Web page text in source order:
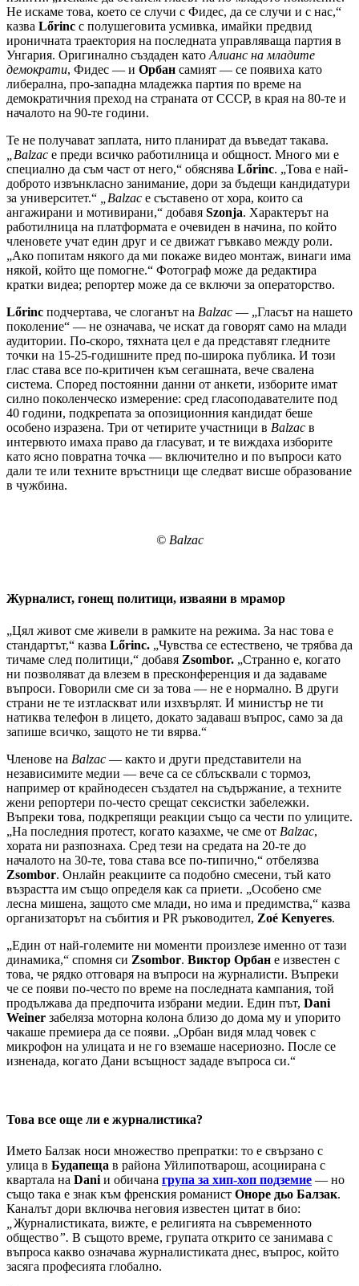
Не искаме това, което се случи с Фидес, да се случи и с нас,“
казва Lőrinc с полушеговита усмивка, имайки предвид
ироничната траектория на последната управляваща партия в
Унгария. Оригинално създаден като Алианс на младите
демократи, Фидес — и Орбан самият — се появиха като
либерална, про-западна младежка партия по време на
демократичния преход на страната от СССР, в края на 80-те и
началото на 90-те години.
Те не получават заплата, нито планират да въведат такава.
„Balzac е преди всичко работилница и общност. Много ми е
специално да съм част от него,“ обяснява Lőrinc. „Това е най-
доброто извънкласно занимание, дори за бъдещи кандидатури
за университет.“
„Balzac е съставено от хора, които са
ангажирани и мотивирани,“ добавя Szonja. Характерът на
работилница на платформата е очевиден в начина, по който
членовете учат един друг и се движат гъвкаво между роли.
„Ако попитам някого да ми покаже видео монтаж, винаги има
някой, който ще помогне.“ Фотограф може да редактира
кратки видеа; репортер може да се включи за операторство.
Lőrinc подчертава, че слоганът на Balzac — „Гласът на нашето
поколение“ — не означава, че искат да говорят само на млади
аудитории. По-скоро, тяхната цел е да представят гледните
точки на 15-25-годишните пред по-широка публика. И този
глас става все по-критичен към сегашната, вече свалена
система. Според постоянни данни от анкети, изборите имат
силно поколенческо измерение: сред гласоподавателите под
40 години, подкрепата за опозиционния кандидат беше
особено изразена. Три от четирите участници в Balzac в
интервюто имаха право да гласуват, и те виждаха изборите
като ясно повратна точка — включително и по въпроси като
дали те или техните връстници ще следват висше образование
в чужбина.
© Balzac
Журналист, гонещ политици, изваяни в мрамор
„Цял живот сме живели в рамките на режима. За нас това е
стандартът,“ казва Lőrinc. „Чувства се естествено, че трябва да
тичаме след политици,“ добавя Zsombor. „Странно е, когато
ни позволяват да влезем в пресконференция и да задаваме
въпроси. Говорили сме си за това — не е нормално. В други
страни не те изтласкват или изхвърлят. И министър не ти
натиква телефон в лицето, докато задаваш въпрос, само за да
запише всичко, защото не ти вярва.“
Членове на Balzac — както и други представители на
независимите медии — вече са се сблъсквали с тормоз,
например от крайнодесен създател на съдържание, а техните
жени репортери по-често срещат сексистки забележки.
Въпреки това, подкрепящи реакции също са чести по улиците.
„На последния протест, когато казахме, че сме от Balzac,
хората ни разпознаха. Сред тези на средата на 20-те до
началото на 30-те, това става все по-типично,“ отбелязва
Zsombor. Онлайн реакциите са подобно смесени, тъй като
възрастта им също определя как са приети. „Особено сме
лесна мишена, защото сме млади, но има и предимства,“ казва
организаторът на събития и PR ръководител, Zoé Kenyeres.
„Един от най-големите ни моменти произлезе именно от тази
динамика,“ спомня си Zsombor. Виктор Орбан е известен с
това, че рядко отговаря на въпроси на журналисти. Въпреки
че се появи по-често по време на последната кампания, той
продължава да предпочита избрани медии. Един път, Dani
Weiner забеляза моторна колона близо до дома му и упорито
чакаше премиера да се появи. „Орбан видя млад човек с
микрофон на улицата и не го вземаше насериозно. После се
изненада, когато Дани всъщност зададе въпроса си.“
Това все още ли е журналистика?
Името Балзак носи множество препратки: то е свързано с
улица в Будапеща в района Уйлипотварош, асоциирана с
квартала на Dani и обичана група за хип-хоп подземие — но
също така е знак към френския романист Оноре дьо Балзак.
Каналът дори включва неговия известен цитат в био:
Журналистиката, вижте, е религията на съвременното
общество”. В същото време, групата открито се занимава с
въпроса какво означава журналистиката днес, въпрос, който
засяга професията глобално.